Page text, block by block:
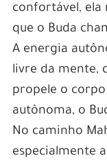
confortável, ela
que o Buda
A energia
livre da mente,
propele o
autônoma, o
No caminho
especialmente